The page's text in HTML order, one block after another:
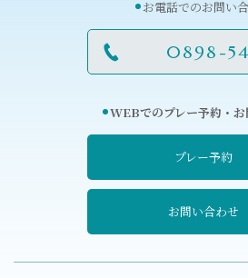
お電話でのお問い
0898-
WEBでのプレー予約・
プレー予約
お問い合わせ